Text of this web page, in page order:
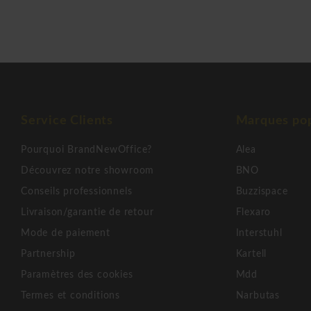
Pourquoi BrandNewOffice?
Découvrez notre showroom
Conseils professionnels
Livraison/garantie de retour
Mode de paiement
Partnership
Paramètres des cookies
Termes et conditions
Alea
BNO
Buzzispace
Flexaro
Interstuhl
Kartell
Mdd
Narbutas